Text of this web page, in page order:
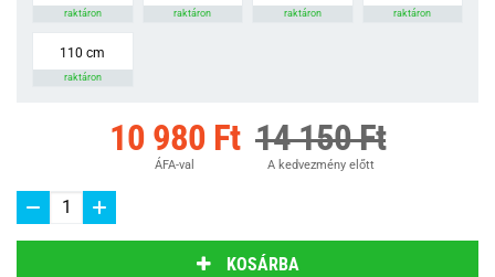
raktáron raktáron raktáron raktáron
110 cm
raktáron
10 980 Ft
ÁFA-val
14 150 Ft
A kedvezmény előtt
KOSÁRBA